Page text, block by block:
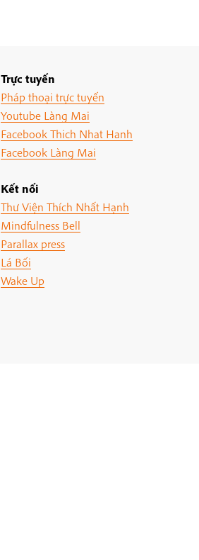
Trực tuyến
Pháp thoại trực tuyến
Youtube Làng Mai
Facebook Thich Nhat Hanh
Facebook Làng Mai
Kết nối
Thư Viện Thích Nhất Hạnh
Mindfulness Bell
Parallax press
Lá Bối
Wake Up